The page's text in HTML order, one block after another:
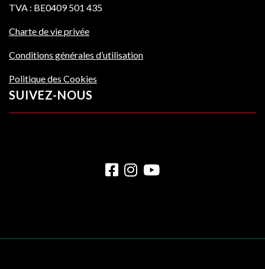
TVA : BE0409 501 435
Charte de vie privée
Conditions générales d’utilisation
Politique des Cookies
SUIVEZ-NOUS